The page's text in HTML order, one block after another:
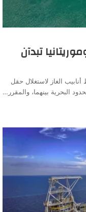
تبدآن
الغاز لاستغلال حقل